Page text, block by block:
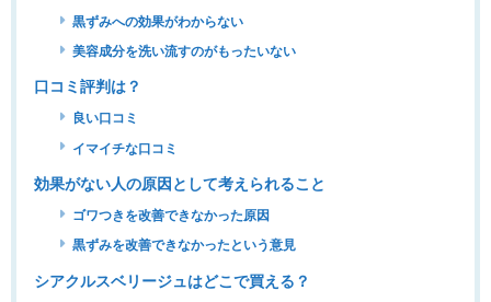
黒ずみへの効果がわからない
美容成分を洗い流すのがもったいない
口コミ評判は？
良い口コミ
イマイチな口コミ
効果がない人の原因として考えられること
ゴワつきを改善できなかった原因
黒ずみを改善できなかったという意見
シアクルスベリージュはどこで買える？